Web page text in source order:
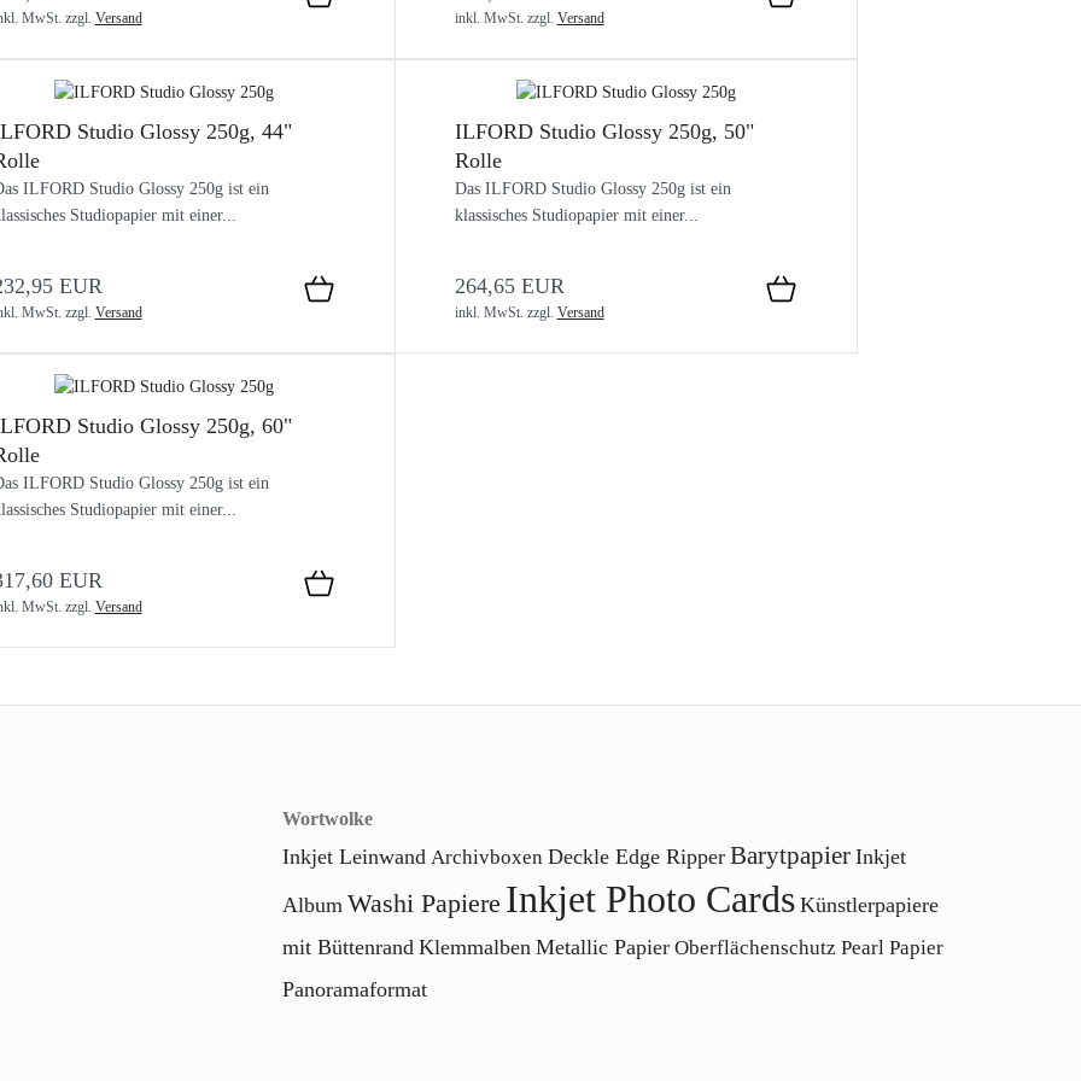
MwSt. zzgl. Versand inkl. MwSt. zzgl. Versand
Studio Glossy 250g, 44"
ILFORD Studio Glossy 250g ist ein
Studiopapier mit einer...
EUR
MwSt. zzgl. Versand
ILFORD Studio Glossy 250g, 50"
Rolle
Das ILFORD Studio Glossy 250g ist ein
klassisches Studiopapier mit einer...
264,65 EUR
inkl. MwSt. zzgl. Versand
Studio Glossy 250g, 60"
ILFORD Studio Glossy 250g ist ein
Studiopapier mit einer...
EUR
MwSt. zzgl. Versand
Wortwolke
Inkjet Leinwand Archivboxen Deckle Edge Ripper Barytpapier Inkjet
Album Washi Papiere Inkjet Photo Cards Künstlerpapiere
mit Büttenrand Klemmalben Metallic Papier Oberflächenschutz Pearl Papier
Panoramaformat